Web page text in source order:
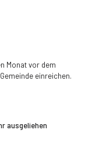
Monat vor dem
einreichen.
ausgeliehen